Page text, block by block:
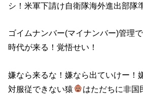
シ！米軍下請け自衛隊海外進出部隊
ゴイムナンバー(マイナンバー)管理
時代が来る！覚悟せい！
嫌なら来るな！嫌なら出ていけー！
対服従できない猿
はただちに非国